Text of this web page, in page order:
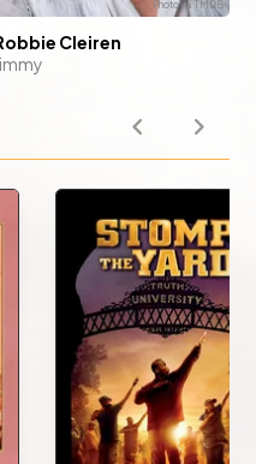
Cleiren